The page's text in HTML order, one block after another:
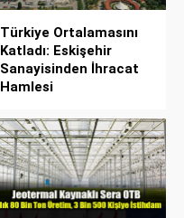
Türkiye Ortalamasını
Katladı: Eskişehir
Sanayisinden İhracat
Hamlesi